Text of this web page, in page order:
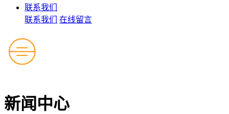
联系我们
联系我们
在线留言
新闻中心